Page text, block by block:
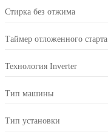
Стирка без отжима
Таймер отложенного старта
Технология Inverter
Тип машины
Тип установки